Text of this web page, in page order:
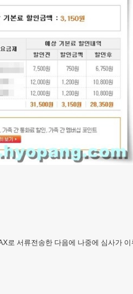
로 서류전송한 다음에 나중에 심사가